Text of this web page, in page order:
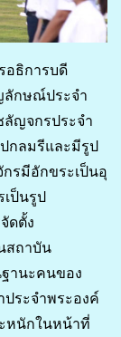
อธิการบดี
ลักษณ์ประจำ
ลัญจกรประจำ
กลมรีและมีรูป
รมีอักขระเป็นอุ
เป็นรูป
ดตั้ง
สถาบัน
านะคนของ
ระจำพระองค์
หนักในหน้าที่